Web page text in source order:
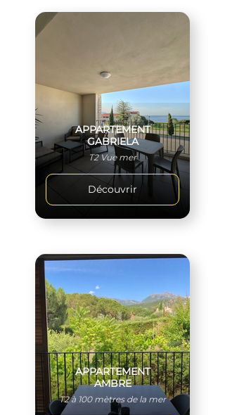
APPARTEMENT
GABRIELA
T2 Vue mer
Découvrir
APPARTEMENT
AMBRE
T2 à 100 mètres de la mer